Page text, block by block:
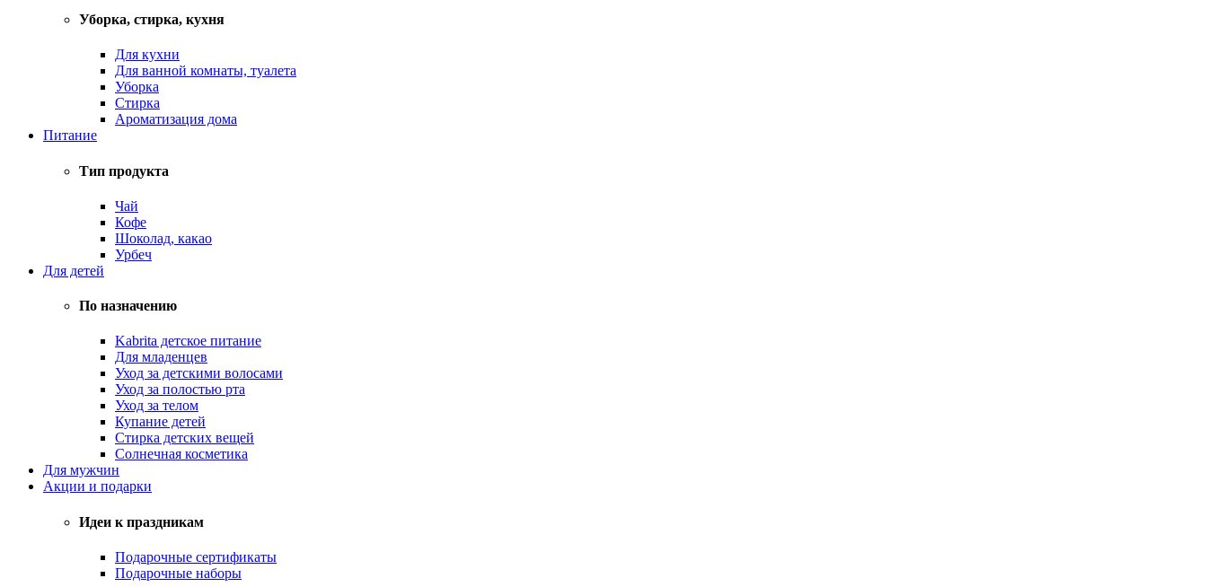
Уборка, стирка, кухня
Для кухни
Для ванной комнаты, туалета
Уборка
Стирка
Ароматизация дома
Питание
Тип продукта
Чай
Кофе
Шоколад, какао
Урбеч
Для детей
По назначению
Kabrita детское питание
Для младенцев
Уход за детскими волосами
Уход за полостью рта
Уход за телом
Купание детей
Стирка детских вещей
Солнечная косметика
Для мужчин
Акции и подарки
Идеи к праздникам
Подарочные сертификаты
Подарочные наборы